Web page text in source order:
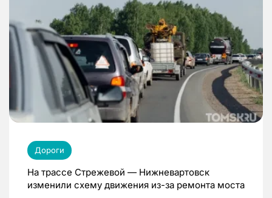
Дороги
На трассе Стрежевой — Нижневартовск
изменили схему движения из-за ремонта моста